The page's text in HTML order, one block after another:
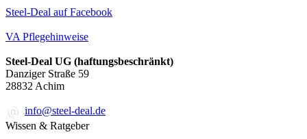
Steel-Deal auf Facebook
VA Pflegehinweise
Steel-Deal UG (haftungsbeschränkt)
Danziger Straße 59
28832 Achim
info@steel-deal.de
Wissen & Ratgeber